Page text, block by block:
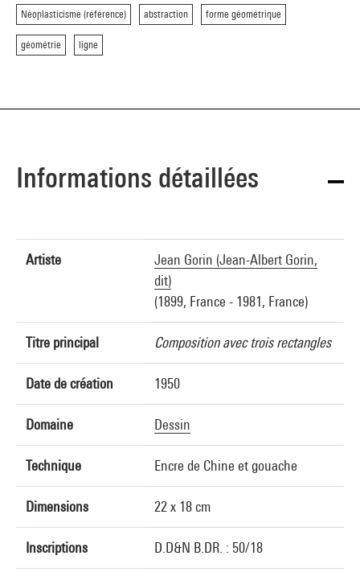
Néoplasticisme (référence) abstraction forme géométrique
géométrie ligne
Informations détaillées
Artiste
Jean Gorin (Jean-Albert Gorin,
dit)
(1899, France - 1981, France)
Titre principal Composition avec trois rectangles
Date de création 1950
Domaine Dessin
Technique Encre de Chine et gouache
Dimensions 22 x 18 cm
Inscriptions D.D&N B.DR. : 50/18